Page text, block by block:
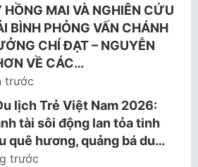
HỒNG MAI VÀ NGHIÊN CỨU
BÌNH PHỎNG VẤN CHÁNH
CHÍ ĐẠT – NGUYỄN
VỀ CÁC…
trước
lịch Trẻ Việt Nam 2026:
tài sôi động lan tỏa tinh
quê hương, quảng bá du…
trước